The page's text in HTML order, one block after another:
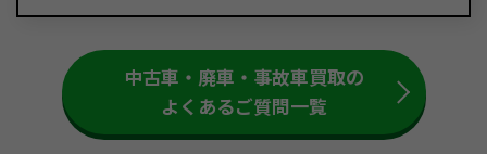
中古車・廃車・事故車買取の
よくあるご質問一覧